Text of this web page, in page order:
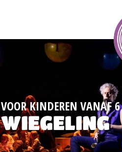
VANAF 6 MAANDEN